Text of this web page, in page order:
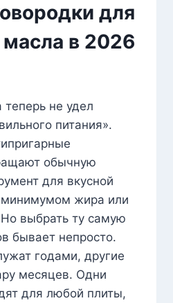
для
в 2026
не удел
питания».
обычную
для вкусной
минимумом жира или
выбрать ту самую
бывает непросто.
годами, другие
месяцев. Одни
для любой плиты,